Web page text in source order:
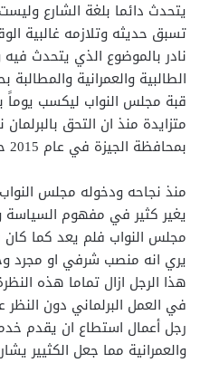
يتحدث دائما بلغة الشارع
تسبق حديثه وتلازمه غالبية
نادر بالموضوع الذي يتحدث
الطالبية والعمرانية
قبة مجلس النواب ليكسب يوماً
متزايدة منذ ان التحق بالبرلمان
بمحافظة الجيزة في عام 2015 حتى الآن.
منذ نجاحه ودخوله مجلس
يغير كثير في مفهوم السياسة
مجلس النواب فلم يعد كما
يري انه منصب شرفي او مجرد
هذا الرجل ازال تماما هذه
في العمل البرلماني دون
رجل أعمال استطاع ان يقدم
والعمرانية مما جعل الكثيير يشار